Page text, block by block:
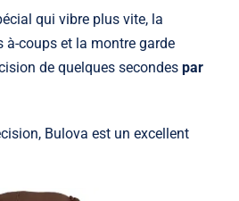
qui vibre plus vite, la
à-coups et la montre garde
de quelques secondes par
Bulova est un excellent